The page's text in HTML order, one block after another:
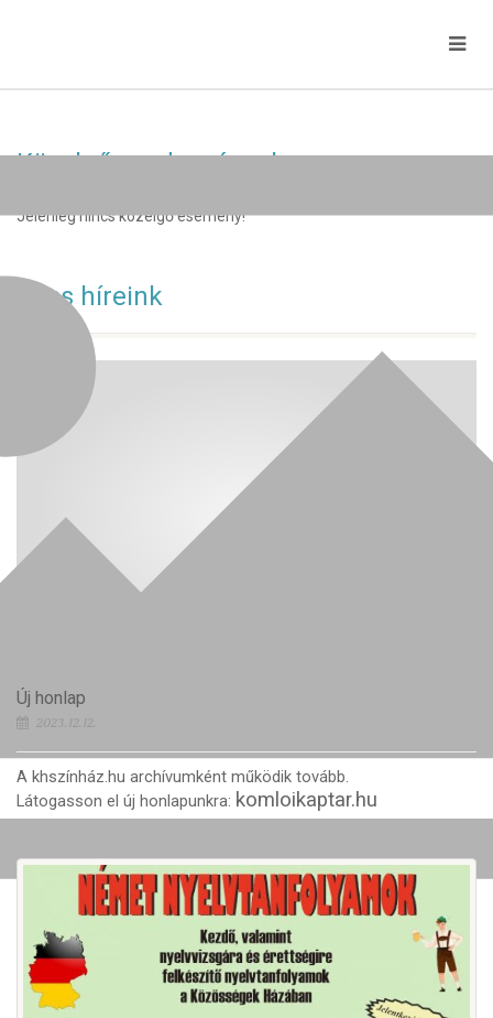
Közelgő rendezvények
Jelenleg nincs közelgő esemény!
Friss híreink
Új honlap
2023.12.12.
A khszínház.hu archívumként működik tovább.
Látogasson el új honlapunkra: komloikaptar.hu